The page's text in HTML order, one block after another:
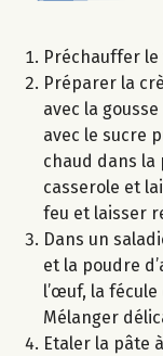
Préchauffer le
Préparer la
avec la
avec le sucre
chaud dans la
casserole et
feu et laisser
Dans un
et la poudre
l’œuf, la
Mélanger
Etaler la pâte